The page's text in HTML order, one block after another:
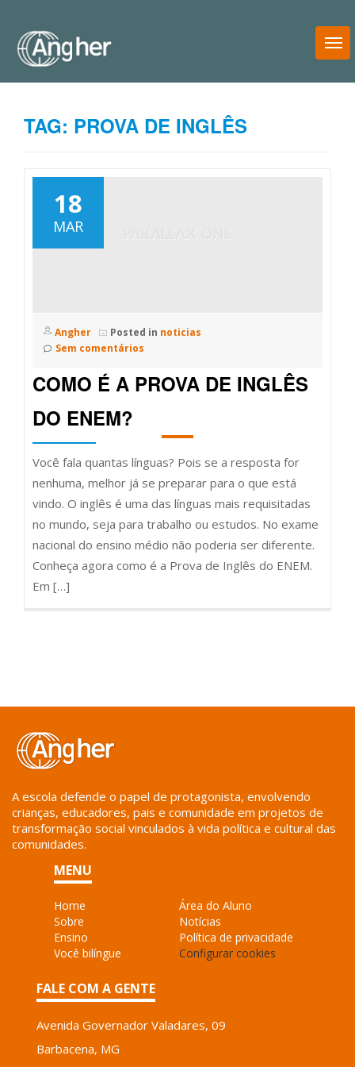
TAG: PROVA DE INGLÊS
18
MAR
Angher Posted in noticias
Sem comentários
COMO É A PROVA DE INGLÊS
DO ENEM?
Você fala quantas línguas? Pois se a resposta for
nenhuma, melhor já se preparar para o que está
vindo. O inglês é uma das línguas mais requisitadas
no mundo, seja para trabalho ou estudos. No exame
nacional do ensino médio não poderia ser diferente.
Conheça agora como é a Prova de Inglês do ENEM.
Em […]
A escola defende o papel de protagonista, envolvendo
crianças, educadores, pais e comunidade em projetos de
transformação social vinculados à vida política e cultural das
comunidades.
MENU
Home
Sobre
Ensino
Você bilíngue
Área do Aluno
Notícias
Política de privacidade
Configurar cookies
FALE COM A GENTE
Avenida Governador Valadares, 09
Barbacena, MG